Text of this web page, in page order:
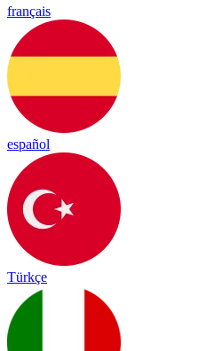
français
español
Türkçe